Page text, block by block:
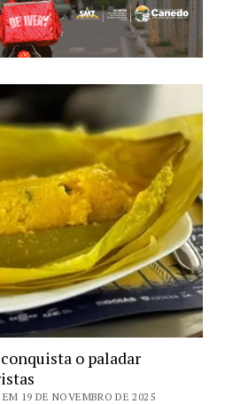
o paladar
19 DE NOVEMBRO DE 2025